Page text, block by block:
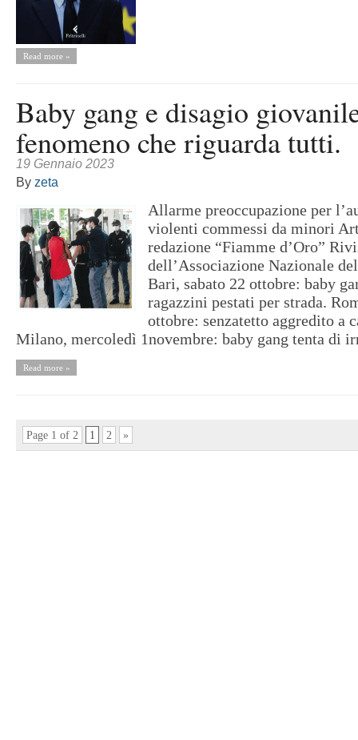
Read more »
Baby gang e disagio
fenomeno che riguarda tutti.
19 Gennaio 2023
By zeta
Allarme preoccupazione per
violenti commessi da minori
redazione “Fiamme d’Oro”
dell’Associazione Nazionale
Bari, sabato 22 ottobre: baby
ragazzini pestati per strada.
ottobre: senzatetto aggredito a
Milano, mercoledì 1novembre: baby gang tenta di
Read more »
Page 1 of 2 1 2 »